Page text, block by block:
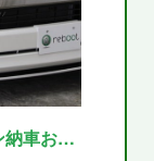
『札幌市Ｎ様 新車ハイエースバン納車おめでとうございます！！』